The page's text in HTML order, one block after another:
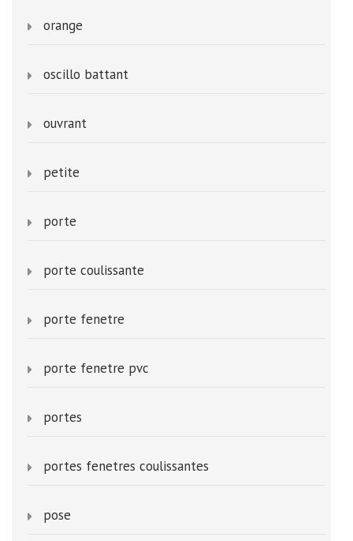
orange
oscillo battant
ouvrant
petite
porte
porte coulissante
porte fenetre
porte fenetre pvc
portes
portes fenetres coulissantes
pose